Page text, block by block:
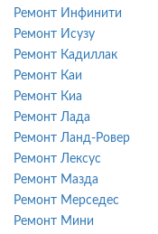
Ремонт Инфинити
Ремонт Исузу
Ремонт Кадиллак
Ремонт Каи
Ремонт Киа
Ремонт Лада
Ремонт Ланд-Ровер
Ремонт Лексус
Ремонт Мазда
Ремонт Мерседес
Ремонт Мини